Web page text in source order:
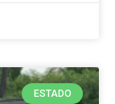
ESTADO